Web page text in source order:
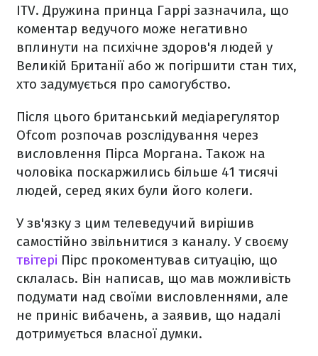
ITV. Дружина принца Гаррі зазначила, що
коментар ведучого може негативно
вплинути на психічне здоров'я людей у
Великій Британії або ж погіршити стан тих,
хто задумується про самогубство.
Після цього британський медіарегулятор
Ofcom розпочав розслідування через
висловлення Пірса Моргана. Також на
чоловіка поскаржились більше 41 тисячі
людей, серед яких були його колеги.
У зв'язку з цим телеведучий вирішив
самостійно звільнитися з каналу. У своєму
твітері Пірс прокоментував ситуацію, що
склалась. Він написав, що мав можливість
подумати над своїми висловленнями, але
не приніс вибачень, а заявив, що надалі
дотримується власної думки.